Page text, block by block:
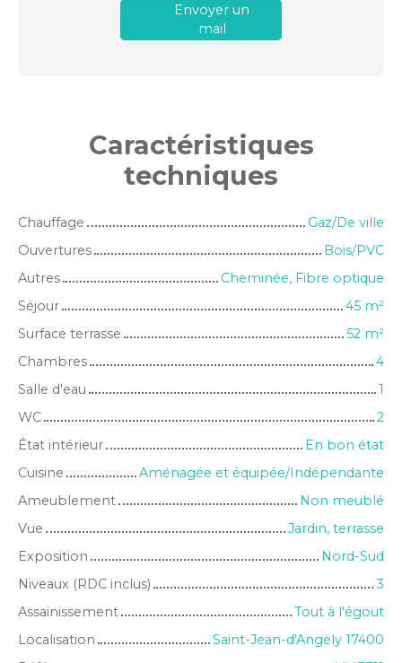
Envoyer un
mail
Caractéristiques
techniques
Chauffage
Gaz/De ville
Ouvertures
Bois/PVC
Autres
Cheminée, Fibre optique
Séjour
45 m²
Surface terrasse
52 m²
Chambres
4
Salle d'eau
1
WC
2
État intérieur
En bon état
Cuisine
Aménagée et équipée/Indépendante
Ameublement
Non meublé
Vue
Jardin, terrasse
Exposition
Nord-Sud
Niveaux (RDC inclus)
3
Assainissement
Tout à l'égout
Localisation
Saint-Jean-d'Angély 17400